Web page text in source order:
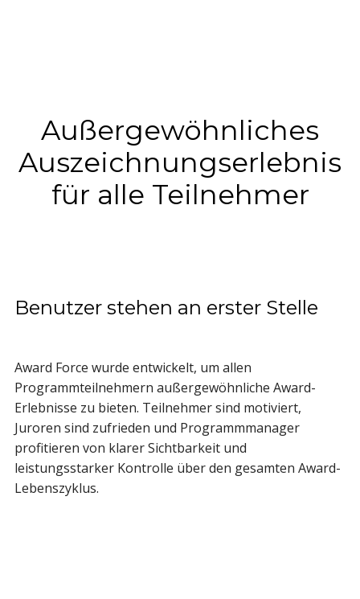
Außergewöhnliches
Auszeichnungserlebnis
für alle Teilnehmer
Benutzer stehen an erster Stelle
Award Force wurde entwickelt, um allen
Programmteilnehmern außergewöhnliche Award-
Erlebnisse zu bieten. Teilnehmer sind motiviert,
Juroren sind zufrieden und Programmmanager
profitieren von klarer Sichtbarkeit und
leistungsstarker Kontrolle über den gesamten Award-
Lebenszyklus.